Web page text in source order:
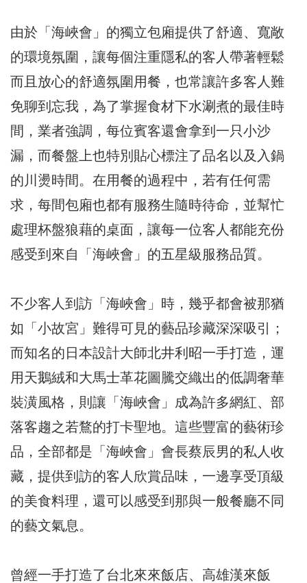
由於「海峽會」的獨立包廂提供了舒適、寬敞
的環境氛圍，讓每個注重隱私的客人帶著輕鬆
而且放心的舒適氛圍用餐，也常讓許多客人難
免聊到忘我，為了掌握食材下水涮煮的最佳時
間，業者強調，每位賓客還會拿到一只小沙
漏，而餐盤上也特別貼心標注了品名以及入鍋
的川燙時間。在用餐的過程中，若有任何需
求，每間包廂也都有服務生隨時待命，並幫忙
處理杯盤狼藉的桌面，讓每一位客人都能充份
感受到來自「海峽會」的五星級服務品質。
不少客人到訪「海峽會」時，幾乎都會被那猶
如「小故宮」難得可見的藝品珍藏深深吸引；
而知名的日本設計大師北井利昭一手打造，運
用天鵝絨和大馬士革花圖騰交織出的低調奢華
裝潢風格，則讓「海峽會」成為許多網紅、部
落客趨之若鶩的打卡聖地。這些豐富的藝術珍
品，全部都是「海峽會」會長蔡辰男的私人收
藏，提供到訪的客人欣賞品味，一邊享受頂級
的美食料理，還可以感受到那與一般餐廳不同
的藝文氣息。
曾經一手打造了台北來來飯店、高雄漢來飯